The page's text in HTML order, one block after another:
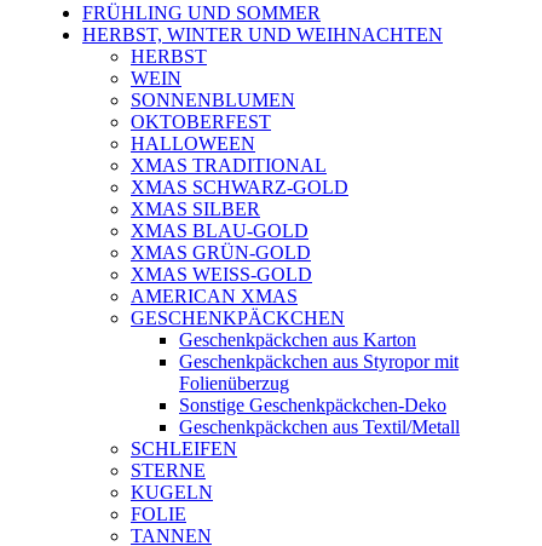
FRÜHLING UND SOMMER
HERBST, WINTER UND WEIHNACHTEN
HERBST
WEIN
SONNENBLUMEN
OKTOBERFEST
HALLOWEEN
XMAS TRADITIONAL
XMAS SCHWARZ-GOLD
XMAS SILBER
XMAS BLAU-GOLD
XMAS GRÜN-GOLD
XMAS WEISS-GOLD
AMERICAN XMAS
GESCHENKPÄCKCHEN
Geschenkpäckchen aus Karton
Geschenkpäckchen aus Styropor mit
Folienüberzug
Sonstige Geschenkpäckchen-Deko
Geschenkpäckchen aus Textil/Metall
SCHLEIFEN
STERNE
KUGELN
FOLIE
TANNEN